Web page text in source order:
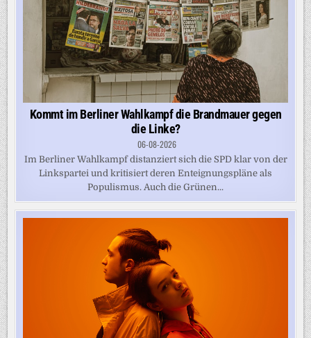
Kommt im Berliner Wahlkampf die Brandmauer gegen
die Linke?
06-08-2026
Im Berliner Wahlkampf distanziert sich die SPD klar von der
Linkspartei und kritisiert deren Enteignungspläne als
Populismus. Auch die Grünen...